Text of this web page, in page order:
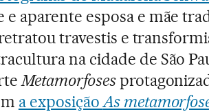
aparente esposa e mãe
travestis e
na cidade de São
Metamorfoses
a exposiçãoAs